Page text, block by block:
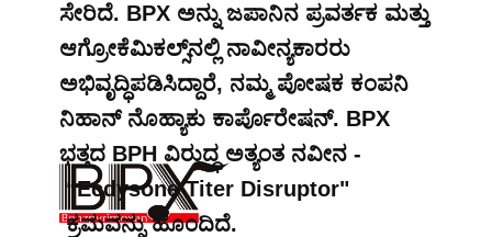
ಸೇರಿದೆ. BPX ಅನ್ನು ಜಪಾನಿನ ಪ್ರವರ್ತಕ ಮತ್ತು
ಆಗ್ರೋಕೆಮಿಕಲ್ಸ್‌ನಲ್ಲಿ ನಾವೀನ್ಯಕಾರರು
ಅಭಿವೃದ್ಧಿಪಡಿಸಿದ್ದಾರೆ, ನಮ್ಮ ಪೋಷಕ ಕಂಪನಿ
ನಿಹಾನ್ ನೊಹ್ಯಾಕು ಕಾರ್ಪೊರೇಷನ್. BPX
ಭತ್ತದ BPH ವಿರುದ್ಧ ಅತ್ಯಂತ ನವೀನ -
“Ecdysone Titer Disruptor"
ಕ್ರಮವನ್ನು ಹೊಂದಿದೆ.